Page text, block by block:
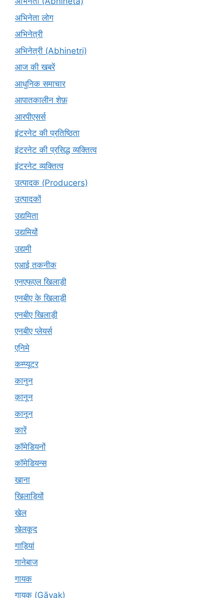
अभिनेता लोग
अभिनेत्री
अभिनेत्री (Abhinetri)
आज की खबरें
आधुनिक समाचार
आपातकालीन शेफ़
आरपीएसर्स
इंटरनेट की प्रतिष्ठिता
इंटरनेट की प्रसिद्ध व्यक्तित्व
इंटरनेट व्यक्तित्व
उत्पादक (Producers)
उत्पादकों
उद्यमिता
उद्यमियों
उद्यमी
एआई तकनीक
एनएफएल खिलाड़ी
एनबीए के खिलाड़ी
एनबीए खिलाड़ी
एनबीए प्लेयर्स
एनिमे
कम्प्यूटर
कानुन
क़ानून
कानून
कारें
कॉमेडियनों
कॉमेडियन्स
खाना
खिलाड़ियों
खेल
खेलकूद
गाड़ियां
गानेबाज
गायक
गायक (Gāyak)